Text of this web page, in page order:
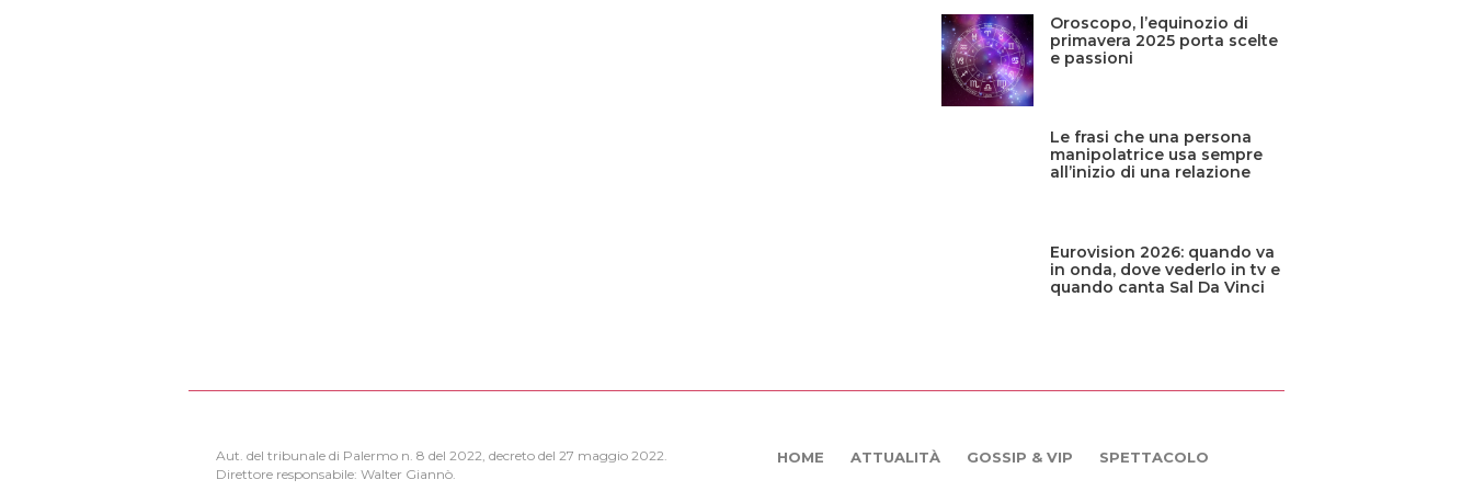
Oroscopo, l’equinozio di
primavera 2025 porta scelte
e passioni
Le frasi che una persona
manipolatrice usa sempre
all’inizio di una relazione
Eurovision 2026: quando va
in onda, dove vederlo in tv e
quando canta Sal Da Vinci
Aut. del tribunale di Palermo n. 8 del 2022, decreto del 27 maggio 2022.
Direttore responsabile: Walter Giannò.
HOME ATTUALITÀ GOSSIP & VIP SPETTACOLO